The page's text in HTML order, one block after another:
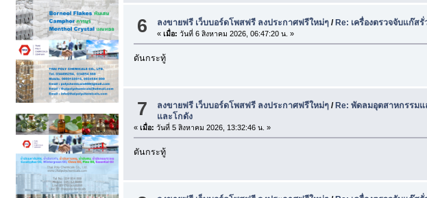
6 ลงขายฟรี เว็บบอร์ดโพสฟรี ลงประกาศฟรีใหม่ๆ /Re: เครื่องตรวจจับแก๊ส
«เมื่อ: วันที่ 6 สิงหาคม 2026, 06:47:20 น. »
ดันกระทู้
7 ลงขายฟรี เว็บบอร์ดโพสฟรี ลงประกาศฟรีใหม่ๆ / Re: พัดลมอุตสาหกรรม
และโกดัง
« เมื่อ: วันที่ 5 สิงหาคม 2026, 13:32:46 น. »
ดันกระทู้